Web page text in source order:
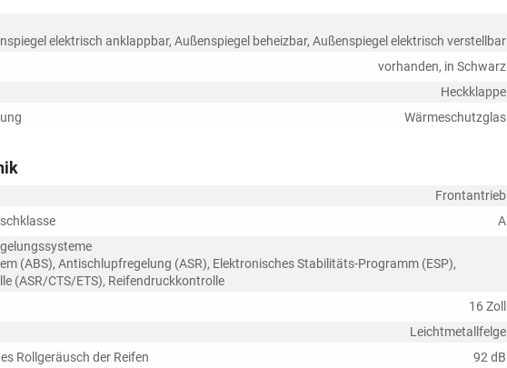
elektrisch anklappbar, Außenspiegel beheizbar, Außenspiegel elektrisch verstellbar
vorhanden, in Schwarz
Heckklappe
Wärmeschutzglas
Frontantrieb
A
(ABS), Antischlupfregelung (ASR), Elektronisches Stabilitäts-Programm (ESP),
(ASR/CTS/ETS), Reifendruckkontrolle
16 Zoll
Leichtmetallfelge
Rollgeräusch der Reifen
92 dB